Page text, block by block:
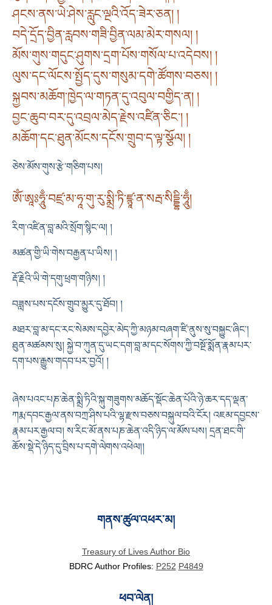
ཤངས་ནས་ཡེ་ཤེས་རླུང་ལྔའི་འོད་ཟེར་ཅན། །
བདེ་དྲོད་བྱིན་རླབས་གཟི་བྱིན་ལམ་མེར་གསལ། །
མོས་གུས་གདུང་ཤུགས་དྲག་པོས་གསོལ་པ་འདེབས། །
ལུས་དང་ལོངས་སྤྱོད་དུས་གསུམ་དགེ་ཚོགས་བཅས། །
སྐྱབས་མཆོག་ཁྱེད་ལ་གཏན་དུ་འབུལ་བགྱིད་ན། །
བྱང་ཆུབ་བར་དུ་འབྲལ་མེད་རྗེས་འཛིན་ཅིང་། །
མཆོག་དང་ཐུན་མོངས་དངོས་གྲུབ་ད་ལྟ་སྩོལ། །
ཅེས་མོས་གུས་རྩེ་གཅིག་པས།
ཨོཾ་ཨཱཿཧཱུྃ་བཛྲ་མ་ཧཱ་གུ་རུ་སྨྲི་ཏི་ཛྙཱ་ན་སརྦ་སིདྡྷི་ཧཱུྃ།
རིག་འཛིན་བླ་མའི་སྲོག་སྙིང་ལ། །
མཚན་གྱི་ཡི་གེས་བརྒྱན་པ་ཡིས། །
རྡོ་རྗེའི་ཡི་གེ་དགུ་ཕྲག་གཉིས། །
བཟླས་པས་དངོས་གྲུབ་མྱུར་དུ་ཐོབ། །
མཐར་བླ་མ་དང་རང་སེམས་དབྱེར་མེད་ཀྱི་མཉམ་བཞག་ཛི་ནུས་སུ་བསྐྱུང་ཞིང་།
ཐུན་མཚམས་སུ། སྐྱེ་བ་ཀུན་དུ་ཡང་དག་བླ་མ་དང་སོགས་ཀྱི་བསྔོ་སྨོན་རྣམ་པར་
དག་པས་རྒྱུས་གདབ་པར་བྱའོ། །
ཞེས་པའང་པཎ་ཆེན་སྨྲི་ཏིའི་སྐུ་གཟུགས་མཆོད་སྡོང་ཆེན་པོའི་ཉེ་ཆར་དད་ལྡན་
ཀརྨ་དབང་རྒྱལ་ནས་བཀྲ་ཤིས་པའི་ལྷ་རྫས་བཅས་བསྐུལ་བའི་ངོར། འཇམ་དབྱངས་
རྣམ་པར་རྒྱལ་བ། ས་རིང་མོ་ནས་པཎ་ཆེན་འདི་ཉིད་ལ་མོས་པས། དྲན་ཐང་གི་
ཆོས་སྡེ་དེ་ཉིད་དུ་བྲིས་པ་དགེ་ལེགས་འཕེལ།།
གནས་ཚུལ་འཕར་མ།
Treasury of Lives Author Bio
BDRC Author Profiles: P252 P4849
ཕབ་ལེན།